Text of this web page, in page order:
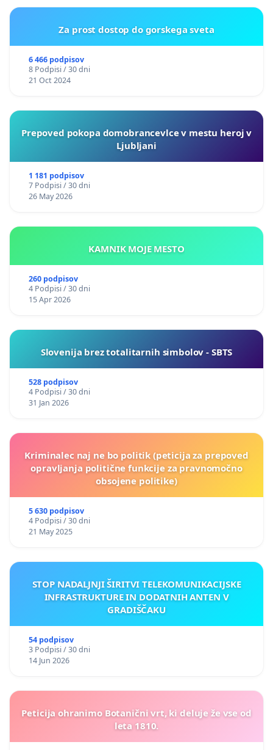
Za prost dostop do gorskega sveta
6 466 podpisov
8 Podpisi / 30 dni
21 Oct 2024
Prepoved pokopa domobrancevlce v mestu heroj v
Ljubljani
1 181 podpisov
7 Podpisi / 30 dni
26 May 2026
KAMNIK MOJE MESTO
260 podpisov
4 Podpisi / 30 dni
15 Apr 2026
Slovenija brez totalitarnih simbolov - SBTS
528 podpisov
4 Podpisi / 30 dni
31 Jan 2026
Kriminalec naj ne bo politik (peticija za prepoved
opravljanja politične funkcije za pravnomočno
obsojene politike)
5 630 podpisov
4 Podpisi / 30 dni
21 May 2025
STOP NADALJNJI ŠIRITVI TELEKOMUNIKACIJSKE
INFRASTRUKTURE IN DODATNIH ANTEN V
GRADIŠČAKU
54 podpisov
3 Podpisi / 30 dni
14 Jun 2026
Peticija ohranimo Botanični vrt, ki deluje že vse od
leta 1810.